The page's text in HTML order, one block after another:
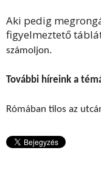
Aki pedig
figyelmeztető
számoljon.
További híreink a
Rómában tilos az